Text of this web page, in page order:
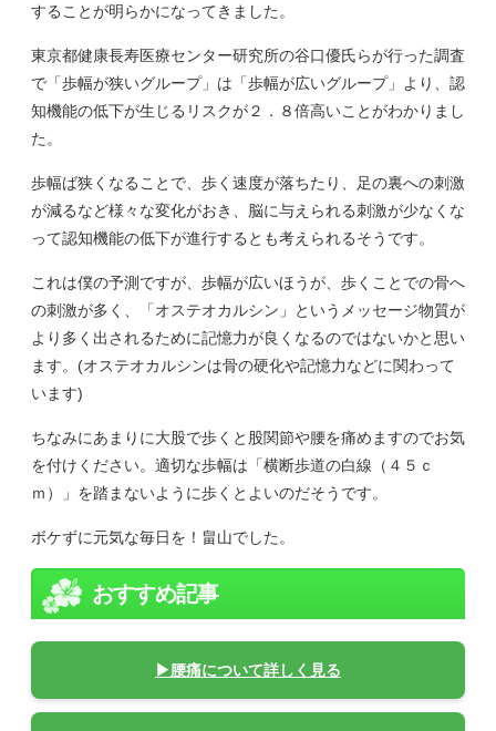
することが明らかになってきました。
東京都健康長寿医療センター研究所の谷口優氏らが行った調査
で「歩幅が狭いグループ」は「歩幅が広いグループ」より、認
知機能の低下が生じるリスクが２．８倍高いことがわかりまし
た。
歩幅ば狭くなることで、歩く速度が落ちたり、足の裏への刺激
が減るなど様々な変化がおき、脳に与えられる刺激が少なくな
って認知機能の低下が進行するとも考えられるそうです。
これは僕の予測ですが、歩幅が広いほうが、歩くことでの骨へ
の刺激が多く、「オステオカルシン」というメッセージ物質が
より多く出されるために記憶力が良くなるのではないかと思い
ます。(オステオカルシンは骨の硬化や記憶力などに関わって
います)
ちなみにあまりに大股で歩くと股関節や腰を痛めますのでお気
を付けください。適切な歩幅は「横断歩道の白線（４５ｃ
ｍ）」を踏まないように歩くとよいのだそうです。
ボケずに元気な毎日を！畠山でした。
おすすめ記事
▶腰痛について詳しく見る